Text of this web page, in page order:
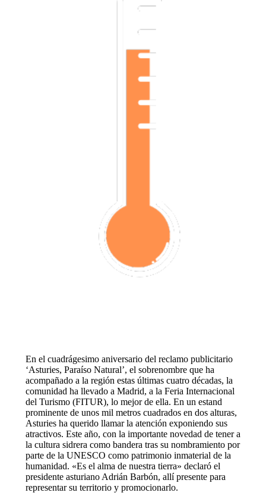
En el cuadrágesimo aniversario del reclamo publicitario
‘Asturies, Paraíso Natural’, el sobrenombre que ha
acompañado a la región estas últimas cuatro décadas, la
comunidad ha llevado a Madrid, a la Feria Internacional
del Turismo (FITUR), lo mejor de ella. En un estand
prominente de unos mil metros cuadrados en dos alturas,
Asturies ha querido llamar la atención exponiendo sus
atractivos. Este año, con la importante novedad de tener a
la cultura sidrera como bandera tras su nombramiento por
parte de la UNESCO como patrimonio inmaterial de la
humanidad. «Es el alma de nuestra tierra» declaró el
presidente asturiano Adrián Barbón, allí presente para
representar su territorio y promocionarlo.